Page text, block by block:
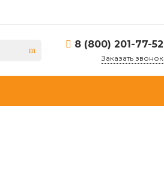
8 (800) 201-77-52
ул.Печерский Съезд, 18
Заказать звонок